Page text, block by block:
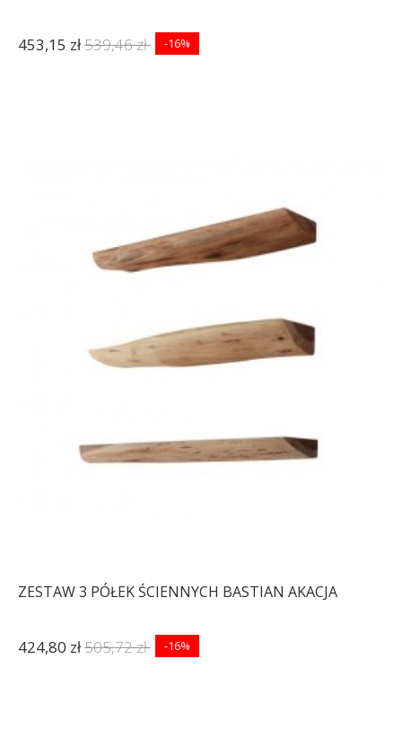
453,15 zł539,46 zł -16%
ZESTAW 3 PÓŁEK ŚCIENNYCH BASTIAN AKACJA
424,80 zł505,72 zł -16%